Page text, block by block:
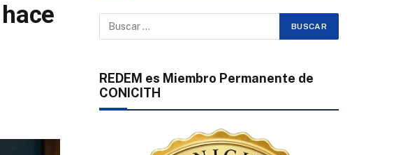
REDEM es Miembro Permanente de
CONICITH